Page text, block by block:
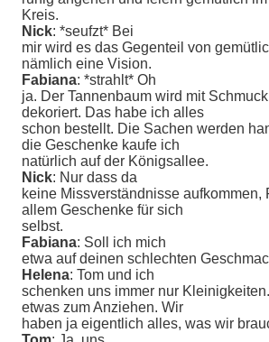
Kreis.
Nick: *seufzt* Bei
mir wird es das Gegenteil von
nämlich eine Vision.
Fabiana: *strahlt* Oh
ja. Der Tannenbaum wird mit
dekoriert. Das habe ich alles
schon bestellt. Die Sachen werden
die Geschenke kaufe ich
natürlich auf der Königsallee.
Nick: Nur dass da
keine Missverständnisse aufkommen,
allem Geschenke für sich
selbst.
Fabiana: Soll ich mich
etwa auf deinen schlechten
Helena: Tom und ich
schenken uns immer nur
etwas zum Anziehen. Wir
haben ja eigentlich alles, was wir